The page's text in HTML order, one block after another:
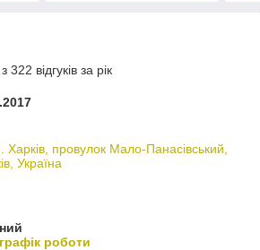
відгуків за рік
Харків, провулок Мало-Панасівський,
Україна
роботи